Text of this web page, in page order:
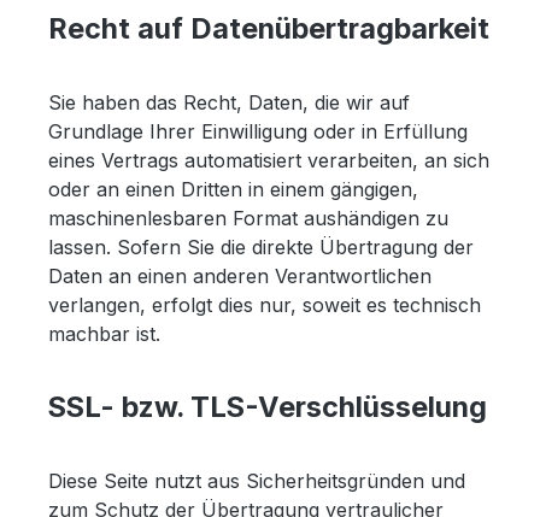
Recht auf Datenübertragbarkeit
Sie haben das Recht, Daten, die wir auf
Grundlage Ihrer Einwilligung oder in Erfüllung
eines Vertrags automatisiert verarbeiten, an sich
oder an einen Dritten in einem gängigen,
maschinenlesbaren Format aushändigen zu
lassen. Sofern Sie die direkte Übertragung der
Daten an einen anderen Verantwortlichen
verlangen, erfolgt dies nur, soweit es technisch
machbar ist.
SSL- bzw. TLS-Verschlüsselung
Diese Seite nutzt aus Sicherheitsgründen und
zum Schutz der Übertragung vertraulicher